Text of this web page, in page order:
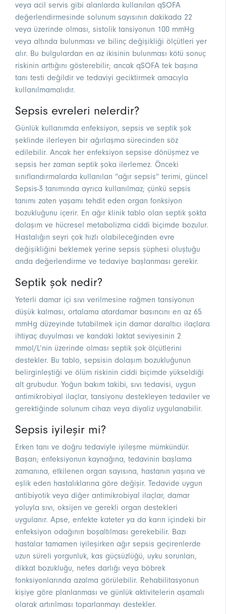
veya acil servis gibi alanlarda kullanılan qSOFA
değerlendirmesinde solunum sayısının dakikada 22
veya üzerinde olması, sistolik tansiyonun 100 mmHg
veya altında bulunması ve bilinç değişikliği ölçütleri yer
alır. Bu bulgulardan en az ikisinin bulunması kötü sonuç
riskinin arttığını gösterebilir; ancak qSOFA tek başına
tanı testi değildir ve tedaviyi geciktirmek amacıyla
kullanılmamalıdır.
Sepsis evreleri nelerdir?
Günlük kullanımda enfeksiyon, sepsis ve septik şok
şeklinde ilerleyen bir ağırlaşma sürecinden söz
edilebilir. Ancak her enfeksiyon sepsise dönüşmez ve
sepsis her zaman septik şoka ilerlemez. Önceki
sınıflandırmalarda kullanılan “ağır sepsis” terimi, güncel
Sepsis-3 tanımında ayrıca kullanılmaz; çünkü sepsis
tanımı zaten yaşamı tehdit eden organ fonksiyon
bozukluğunu içerir. En ağır klinik tablo olan septik şokta
dolaşım ve hücresel metabolizma ciddi biçimde bozulur.
Hastalığın seyri çok hızlı olabileceğinden evre
değişikliğini beklemek yerine sepsis şüphesi oluştuğu
anda değerlendirme ve tedaviye başlanması gerekir.
Septik şok nedir?
Yeterli damar içi sıvı verilmesine rağmen tansiyonun
düşük kalması, ortalama atardamar basıncını en az 65
mmHg düzeyinde tutabilmek için damar daraltıcı ilaçlara
ihtiyaç duyulması ve kandaki laktat seviyesinin 2
mmol/L’nin üzerinde olması septik şok ölçütlerini
destekler. Bu tablo, sepsisin dolaşım bozukluğunun
belirginleştiği ve ölüm riskinin ciddi biçimde yükseldiği
alt grubudur. Yoğun bakım takibi, sıvı tedavisi, uygun
antimikrobiyal ilaçlar, tansiyonu destekleyen tedaviler ve
gerektiğinde solunum cihazı veya diyaliz uygulanabilir.
Sepsis iyileşir mi?
Erken tanı ve doğru tedaviyle iyileşme mümkündür.
Başarı; enfeksiyonun kaynağına, tedavinin başlama
zamanına, etkilenen organ sayısına, hastanın yaşına ve
eşlik eden hastalıklarına göre değişir. Tedavide uygun
antibiyotik veya diğer antimikrobiyal ilaçlar, damar
yoluyla sıvı, oksijen ve gerekli organ destekleri
uygulanır. Apse, enfekte kateter ya da karın içindeki bir
enfeksiyon odağının boşaltılması gerekebilir. Bazı
hastalar tamamen iyileşirken ağır sepsis geçirenlerde
uzun süreli yorgunluk, kas güçsüzlüğü, uyku sorunları,
dikkat bozukluğu, nefes darlığı veya böbrek
fonksiyonlarında azalma görülebilir. Rehabilitasyonun
kişiye göre planlanması ve günlük aktivitelerin aşamalı
olarak artırılması toparlanmayı destekler.